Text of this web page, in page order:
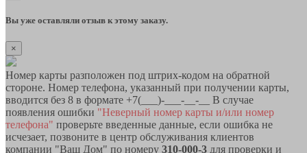
Вы уже оставляли отзыв к этому заказу.
×
Номер карты разположен под штрих-кодом на обратной
стороне. Номер телефона, указанный при получении карты,
вводится без 8 в формате +7(___)-___-__-__ В случае
появления ошибки "Неверный номер карты и/или номер
телефона" проверьте введенные данные, если ошибка не
исчезает, позвоните в центр обслуживания клиентов
компании "Ваш Дом" по номеру 310-000-3 для проверки и